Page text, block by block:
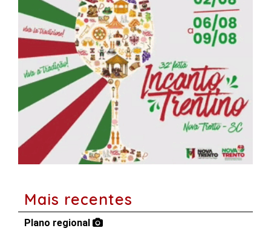
Mais recentes
Plano regional